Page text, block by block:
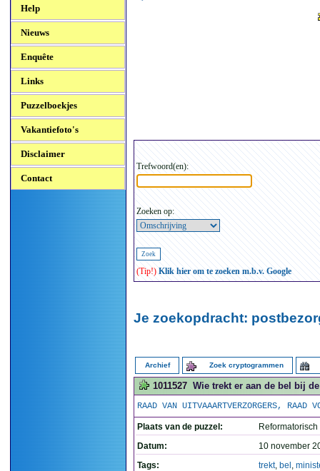
Help
Nieuws
Enquête
Links
Puzzelboekjes
Vakantiefoto's
Disclaimer
Contact
Trefwoord(en):
Zoeken op:
(Tip!) Klik hier om te zoeken m.b.v. Google
Je zoekopdracht:
Archief Zoek cryptogrammen
1011527 Wie trekt er aan de bel bij
RAAD VAN UITVAAARTVERZORGERS, RAAD
Plaats van de puzzel:
Datum:
10 november
Tags:
trekt, bel ,